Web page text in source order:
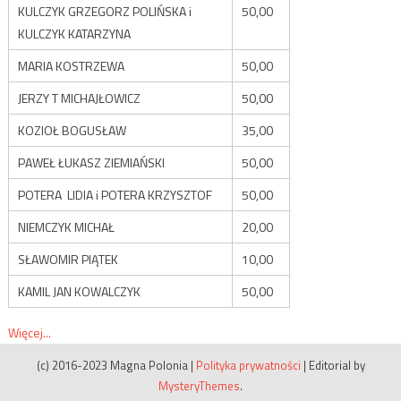
KULCZYK GRZEGORZ POLIŃSKA i
KULCZYK KATARZYNA
50,00
MARIA KOSTRZEWA
50,00
JERZY T MICHAJŁOWICZ
50,00
KOZIOŁ BOGUSŁAW
35,00
PAWEŁ ŁUKASZ ZIEMIAŃSKI
50,00
POTERA LIDIA i POTERA KRZYSZTOF
50,00
NIEMCZYK MICHAŁ
20,00
SŁAWOMIR PIĄTEK
10,00
KAMIL JAN KOWALCZYK
50,00
Więcej...
(c) 2016-2023 Magna Polonia | Polityka prywatności | Editorial by
MysteryThemes.